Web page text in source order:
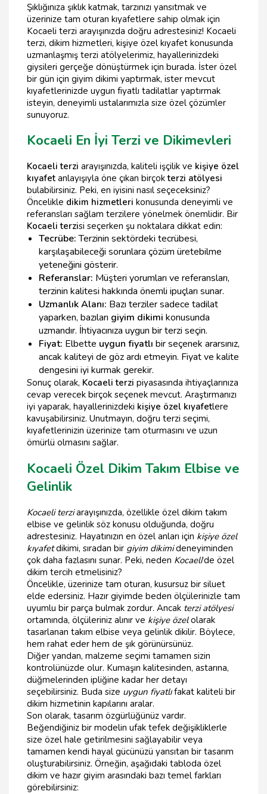
Şıklığınıza şıklık katmak, tarzınızı yansıtmak ve
üzerinize tam oturan kıyafetlere sahip olmak için
Kocaeli terzi arayışınızda doğru adrestesiniz! Kocaeli
terzi, dikim hizmetleri, kişiye özel kıyafet konusunda
uzmanlaşmış terzi atölyelerimiz, hayallerinizdeki
giysileri gerçeğe dönüştürmek için burada. İster özel
bir gün için giyim dikimi yaptırmak, ister mevcut
kıyafetlerinizde uygun fiyatlı tadilatlar yaptırmak
isteyin, deneyimli ustalarımızla size özel çözümler
sunuyoruz.
Kocaeli En İyi Terzi ve Dikimevleri
Kocaeli terzi arayışınızda, kaliteli işçilik ve kişiye özel
kıyafet anlayışıyla öne çıkan birçokterzi atölyesi
bulabilirsiniz. Peki, en iyisini nasıl seçeceksiniz?
Öncelikle dikim hizmetleri konusunda deneyimli ve
referansları sağlam terzilere yönelmek önemlidir. Bir
Kocaeli terzisi seçerken şu noktalara dikkat edin:
Tecrübe:Terzinin sektördeki tecrübesi,
karşılaşabileceği sorunlara çözüm üretebilme
yeteneğini gösterir.
Referanslar: Müşteri yorumları ve referansları,
terzinin kalitesi hakkında önemli ipuçları sunar.
Uzmanlık Alanı: Bazı terziler sadece tadilat
yaparken, bazıları giyim dikimi konusunda
uzmandır. İhtiyacınıza uygun bir terzi seçin.
Fiyat: Elbette uygun fiyatlı bir seçenek ararsınız,
ancak kaliteyi de göz ardı etmeyin. Fiyat ve kalite
dengesini iyi kurmak gerekir.
Sonuç olarak, Kocaeli terzi piyasasında ihtiyaçlarınıza
cevap verecek birçok seçenek mevcut. Araştırmanızı
iyi yaparak, hayallerinizdeki kişiye özel kıyafetlere
kavuşabilirsiniz. Unutmayın, doğru terzi seçimi,
kıyafetlerinizin üzerinize tam oturmasını ve uzun
ömürlü olmasını sağlar.
Kocaeli Özel Dikim Takım Elbise ve
Gelinlik
Kocaeli terziarayışınızda, özellikle özel dikim takım
elbise ve gelinlik söz konusu olduğunda, doğru
adrestesiniz. Hayatınızın en özel anları için kişiye özel
kıyafetdikimi, sıradan bir giyim dikimideneyiminden
çok daha fazlasını sunar. Peki, neden Kocaeli'de özel
dikim tercih etmelisiniz?
Öncelikle, üzerinize tam oturan, kusursuz bir siluet
elde edersiniz. Hazır giyimde beden ölçülerinizle tam
uyumlu bir parça bulmak zordur. Ancak terzi atölyesi
ortamında, ölçüleriniz alınır ve kişiye özelolarak
tasarlanan takım elbise veya gelinlik dikilir. Böylece,
hem rahat eder hem de şık görünürsünüz.
Diğer yandan, malzeme seçimi tamamen sizin
kontrolünüzde olur. Kumaşın kalitesinden, astarına,
düğmelerinden ipliğine kadar her detayı
seçebilirsiniz. Buda size uygun fiyatlıfakat kaliteli bir
dikim hizmetinin kapılarını aralar.
Son olarak, tasarım özgürlüğünüz vardır.
Beğendiğiniz bir modelin ufak tefek değişikliklerle
size özel hale getirilmesini sağlayabilir veya
tamamen kendi hayal gücünüzü yansıtan bir tasarım
oluşturabilirsiniz. Örneğin, aşağıdaki tabloda özel
dikim ve hazır giyim arasındaki bazı temel farkları
görebilirsiniz: